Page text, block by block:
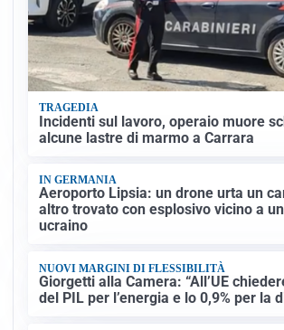
TRAGEDIA
Incidenti sul lavoro, operaio muore
alcune lastre di marmo a Carrara
IN GERMANIA
Aeroporto Lipsia: un drone urta un
altro trovato con esplosivo vicino a
ucraino
NUOVI MARGINI DI FLESSIBILITÀ
Giorgetti alla Camera: “All’UE
del PIL per l’energia e lo 0,9% per la